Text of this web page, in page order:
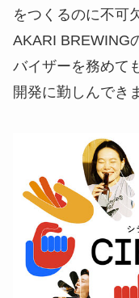
をつくるのに不可
AKARI BREWING
バイザーを務めて
開発に勤しんでき